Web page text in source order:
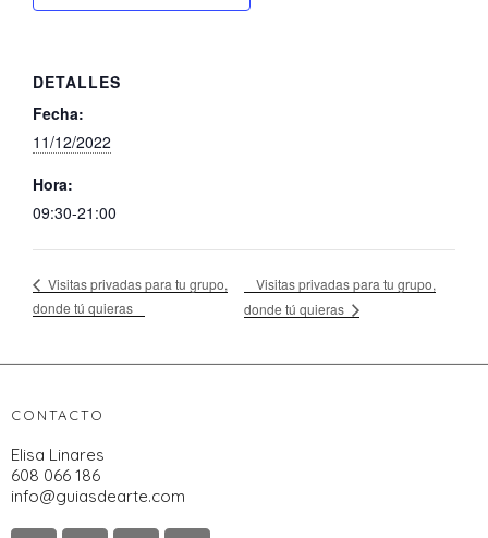
DETALLES
Fecha:
11/12/2022
Hora:
09:30-21:00
Visitas privadas para tu grupo,
donde tú quieras
Visitas privadas para tu grupo,
donde tú quieras
CONTACTO
Elisa Linares
608 066 186
info@guiasdearte.com